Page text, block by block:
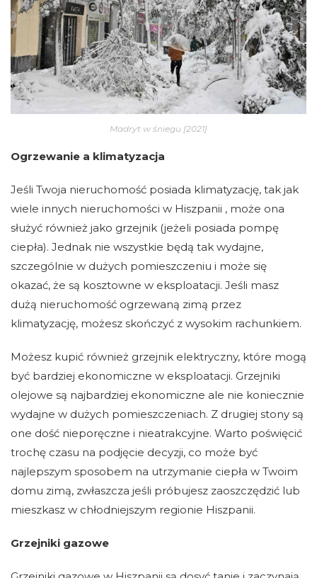
Madryt w śniegu [2021]
Ogrzewanie a klimatyzacja
Jeśli Twoja nieruchomość posiada klimatyzację, tak jak
wiele innych nieruchomości w Hiszpanii , może ona
służyć również jako grzejnik (jeżeli posiada pompę
ciepła). Jednak nie wszystkie będą tak wydajne,
szczególnie w dużych pomieszczeniu i może się
okazać, że są kosztowne w eksploatacji. Jeśli masz
dużą nieruchomość ogrzewaną zimą przez
klimatyzację, możesz skończyć z wysokim rachunkiem.
Możesz kupić również grzejnik elektryczny, które mogą
być bardziej ekonomiczne w eksploatacji. Grzejniki
olejowe są najbardziej ekonomiczne ale nie koniecznie
wydajne w dużych pomieszczeniach. Z drugiej stony są
one dość nieporęczne i nieatrakcyjne. Warto poświęcić
trochę czasu na podjęcie decyzji, co może być
najlepszym sposobem na utrzymanie ciepła w Twoim
domu zimą, zwłaszcza jeśli próbujesz zaoszczędzić lub
mieszkasz w chłodniejszym regionie Hiszpanii.
Grzejniki gazowe